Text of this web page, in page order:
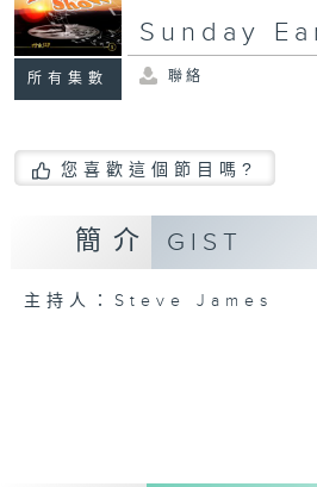
所有集數
Sunday
聯絡
您喜歡這個節目嗎?
簡介 GIST
主持人：Steve James